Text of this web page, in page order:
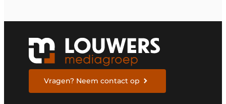
Vragen? Neem contact op